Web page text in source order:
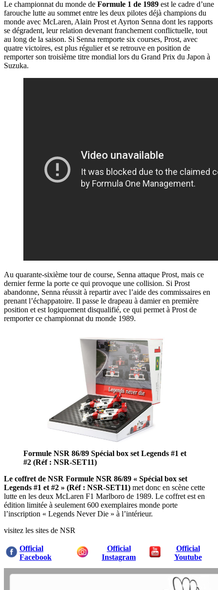
Le championnat du monde de Formule 1 de 1989 est le cadre d’une
farouche lutte au sommet entre les deux pilotes déjà champions du
monde avec McLaren, Alain Prost et Ayrton Senna dont les rapports
se dégradent, leur relation devenant franchement conflictuelle, tout
au long de la saison. Si Senna remporte six courses, Prost, avec
quatre victoires, est plus régulier et se retrouve en position de
remporter son troisième titre mondial lors du Grand Prix du Japon à
Suzuka.
Au quarante-sixième tour de course, Senna attaque Prost, mais ce
dernier ferme la porte ce qui provoque une collision. Si Prost
abandonne, Senna réussit à repartir avec l’aide des commissaires en
prenant l’échappatoire. Il passe le drapeau à damier en première
position et est logiquement disqualifié, ce qui permet à Prost de
remporter ce championnat du monde 1989.
Formule NSR 86/89 Spécial box set Legends #1 et
#2 (Réf : NSR-SET11)
Le coffret de NSR Formule NSR 86/89 « Spécial box set
Legends #1 et #2 » (Réf : NSR-SET11) met donc en scène cette
lutte en les deux McLaren F1 Marlboro de 1989. Le coffret est en
édition limitée à seulement 600 exemplaires monde porte
l’inscription « Legends Never Die » à l’intérieur.
visitez les sites de NSR
Official
Facebook
Official
Instagram
Official
Youtube